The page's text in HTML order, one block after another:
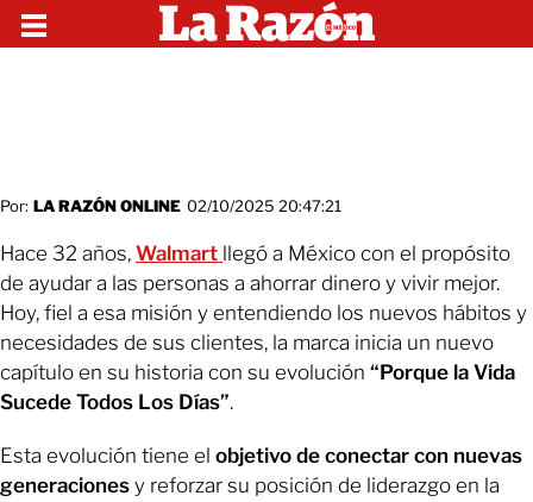
Por: LA RAZÓN ONLINE 02/10/2025 20:47:21
Hace 32 años, Walmart llegó a México con el propósito
de ayudar a las personas a ahorrar dinero y vivir mejor.
Hoy, fiel a esa misión y entendiendo los nuevos hábitos y
necesidades de sus clientes, la marca inicia un nuevo
capítulo en su historia con su evolución “Porque la Vida
Sucede Todos Los Días”.
Esta evolución tiene el objetivo de conectar con nuevas
generaciones y reforzar su posición de liderazgo en la